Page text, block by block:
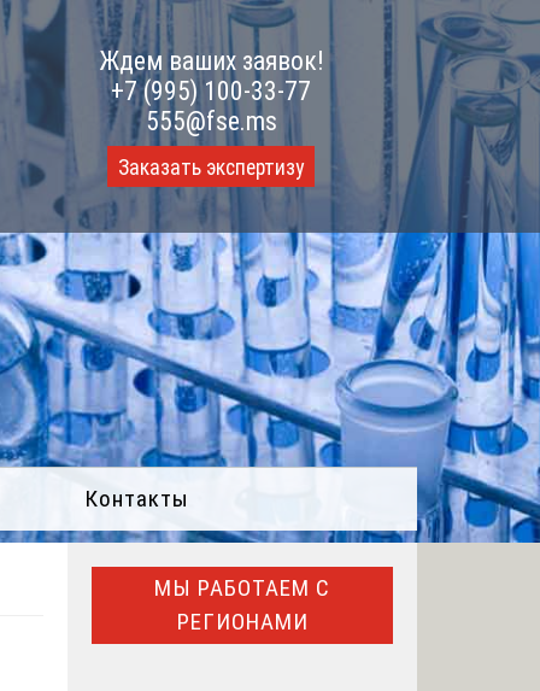
Ждем ваших заявок!
+7 (995) 100-33-77
555@fse.ms
Заказать экспертизу
Контакты
МЫ РАБОТАЕМ С
РЕГИОНАМИ